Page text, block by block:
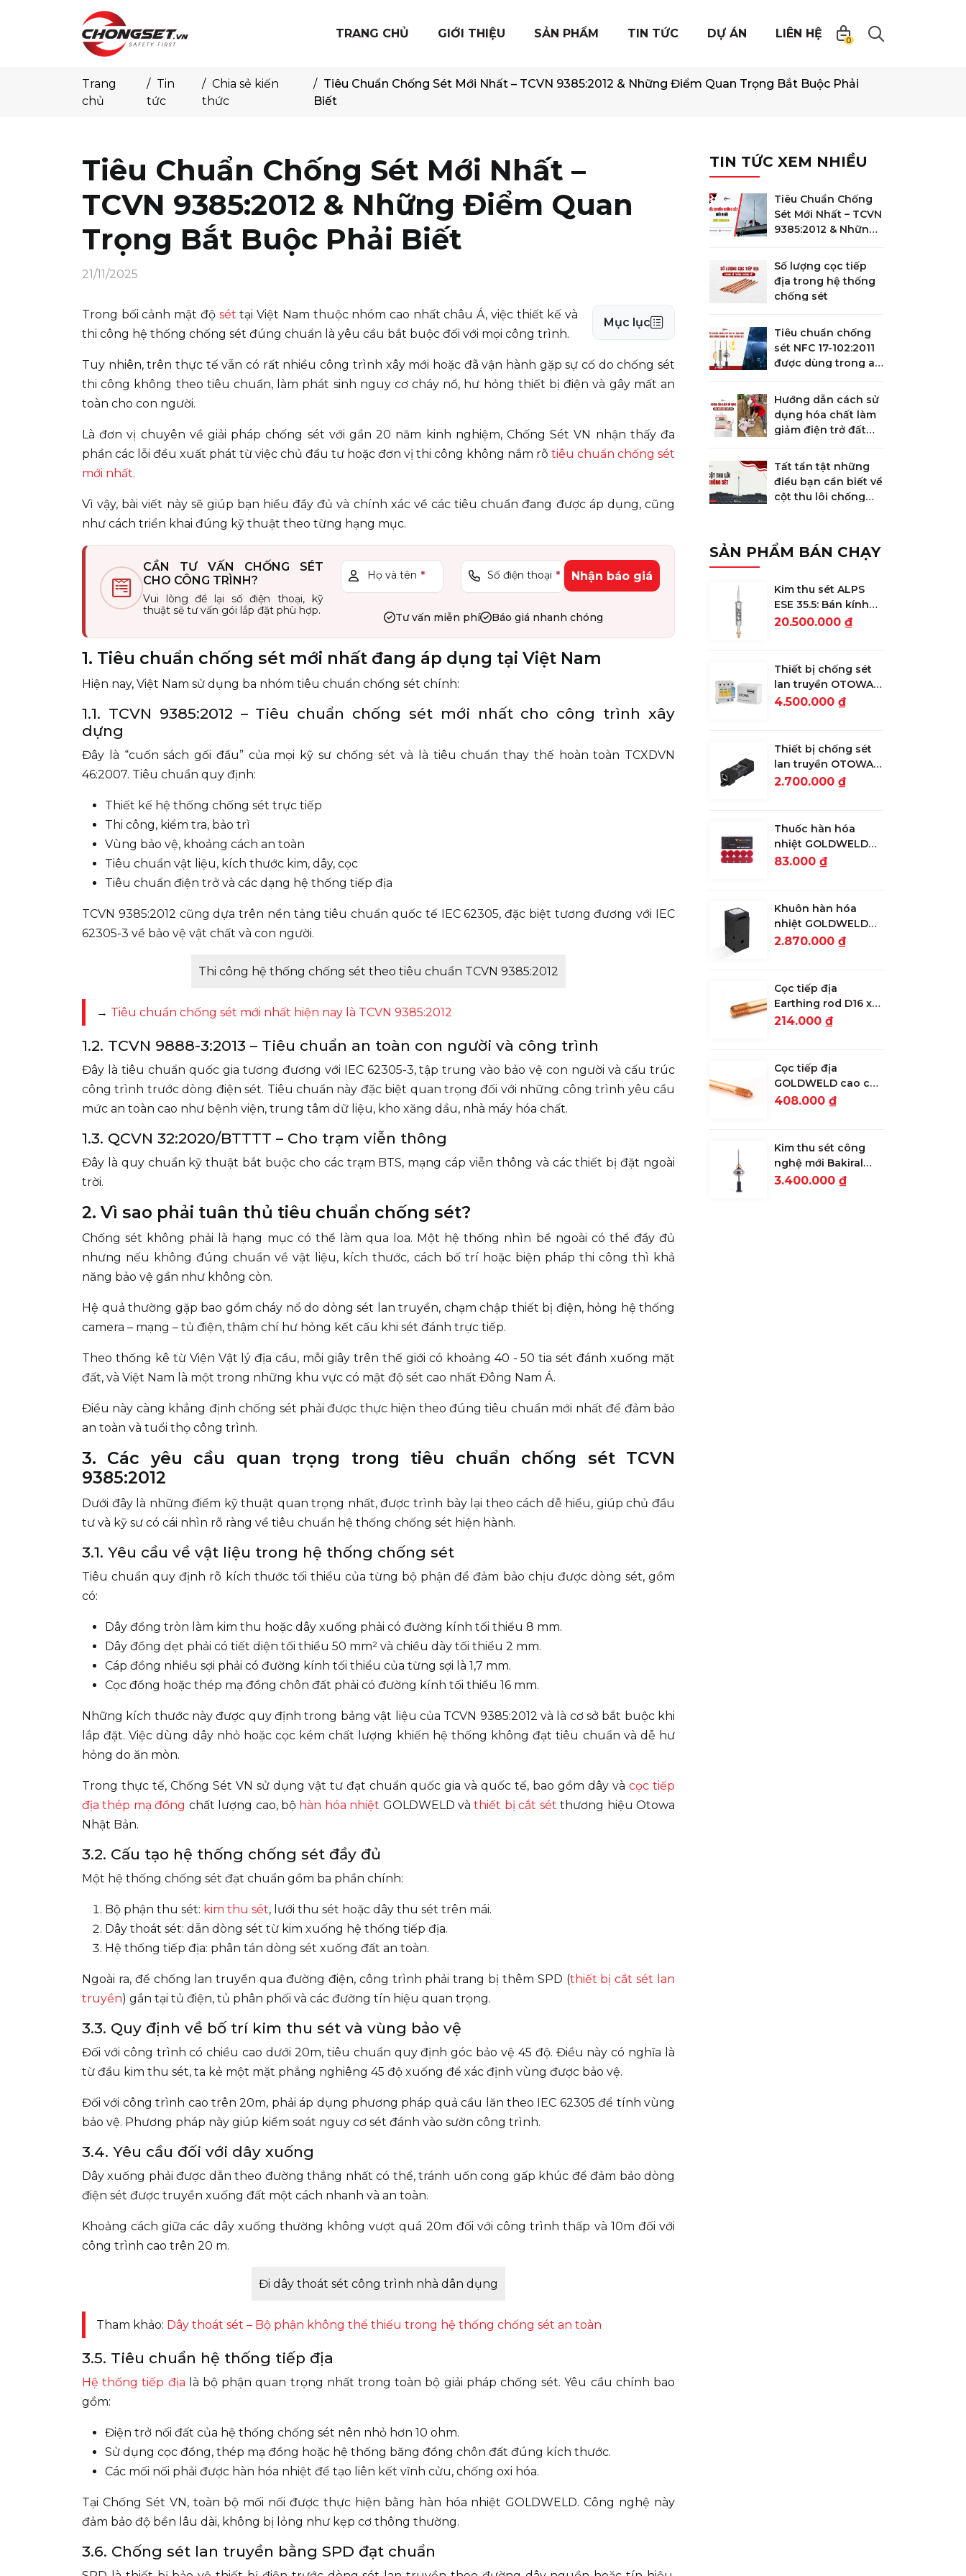
TRANG CHỦ GIỚI THIỆU SẢN PHẨM TIN TỨC DỰ ÁN LIÊN HỆ 0
Trang
chủ
Tin
tức
Chia sẻ kiến
thức
Tiêu Chuẩn Chống Sét Mới Nhất – TCVN 9385:2012 & Những Điểm Quan Trọng Bắt Buộc Phải
Biết
Tiêu Chuẩn Chống Sét Mới Nhất –
TCVN 9385:2012 & Những Điểm Quan
Trọng Bắt Buộc Phải Biết
21/11/2025
Mục lục
Trong bối cảnh mật độ sét tại Việt Nam thuộc nhóm cao nhất châu Á, việc thiết kế và
thi công hệ thống chống sét đúng chuẩn là yêu cầu bắt buộc đối với mọi công trình.
Tuy nhiên, trên thực tế vẫn có rất nhiều công trình xây mới hoặc đã vận hành gặp sự cố do chống sét
thi công không theo tiêu chuẩn, làm phát sinh nguy cơ cháy nổ, hư hỏng thiết bị điện và gây mất an
toàn cho con người.
Là đơn vị chuyên về giải pháp chống sét với gần 20 năm kinh nghiệm, Chống Sét VN nhận thấy đa
phần các lỗi đều xuất phát từ việc chủ đầu tư hoặc đơn vị thi công không nắm rõ tiêu chuẩn chống sét
mới nhất.
Vì vậy, bài viết này sẽ giúp bạn hiểu đầy đủ và chính xác về các tiêu chuẩn đang được áp dụng, cũng
như cách triển khai đúng kỹ thuật theo từng hạng mục.
CẦN TƯ VẤN CHỐNG SÉT
CHO CÔNG TRÌNH?
Vui lòng để lại số điện thoại, kỹ
thuật sẽ tư vấn gói lắp đặt phù hợp.
Họ và tên * Số điện thoại * Nhận báo giá
Tư vấn miễn phí Báo giá nhanh chóng
1. Tiêu chuẩn chống sét mới nhất đang áp dụng tại Việt Nam
Hiện nay, Việt Nam sử dụng ba nhóm tiêu chuẩn chống sét chính:
1.1. TCVN 9385:2012 – Tiêu chuẩn chống sét mới nhất cho công trình xây
dựng
Đây là “cuốn sách gối đầu” của mọi kỹ sư chống sét và là tiêu chuẩn thay thế hoàn toàn TCXDVN
46:2007. Tiêu chuẩn quy định:
Thiết kế hệ thống chống sét trực tiếp
Thi công, kiểm tra, bảo trì
Vùng bảo vệ, khoảng cách an toàn
Tiêu chuẩn vật liệu, kích thước kim, dây, cọc
Tiêu chuẩn điện trở và các dạng hệ thống tiếp địa
TCVN 9385:2012 cũng dựa trên nền tảng tiêu chuẩn quốc tế IEC 62305, đặc biệt tương đương với IEC
62305-3 về bảo vệ vật chất và con người.
Thi công hệ thống chống sét theo tiêu chuẩn TCVN 9385:2012
→ Tiêu chuẩn chống sét mới nhất hiện nay là TCVN 9385:2012
1.2. TCVN 9888-3:2013 – Tiêu chuẩn an toàn con người và công trình
Đây là tiêu chuẩn quốc gia tương đương với IEC 62305-3, tập trung vào bảo vệ con người và cấu trúc
công trình trước dòng điện sét. Tiêu chuẩn này đặc biệt quan trọng đối với những công trình yêu cầu
mức an toàn cao như bệnh viện, trung tâm dữ liệu, kho xăng dầu, nhà máy hóa chất.
1.3. QCVN 32:2020/BTTTT – Cho trạm viễn thông
Đây là quy chuẩn kỹ thuật bắt buộc cho các trạm BTS, mạng cáp viễn thông và các thiết bị đặt ngoài
trời.
2. Vì sao phải tuân thủ tiêu chuẩn chống sét?
Chống sét không phải là hạng mục có thể làm qua loa. Một hệ thống nhìn bề ngoài có thể đầy đủ
nhưng nếu không đúng chuẩn về vật liệu, kích thước, cách bố trí hoặc biện pháp thi công thì khả
năng bảo vệ gần như không còn.
Hệ quả thường gặp bao gồm cháy nổ do dòng sét lan truyền, chạm chập thiết bị điện, hỏng hệ thống
camera – mạng – tủ điện, thậm chí hư hỏng kết cấu khi sét đánh trực tiếp.
Theo thống kê từ Viện Vật lý địa cầu, mỗi giây trên thế giới có khoảng 40 - 50 tia sét đánh xuống mặt
đất, và Việt Nam là một trong những khu vực có mật độ sét cao nhất Đông Nam Á.
Điều này càng khẳng định chống sét phải được thực hiện theo đúng tiêu chuẩn mới nhất để đảm bảo
an toàn và tuổi thọ công trình.
3. Các yêu cầu quan trọng trong tiêu chuẩn chống sét TCVN
9385:2012
Dưới đây là những điểm kỹ thuật quan trọng nhất, được trình bày lại theo cách dễ hiểu, giúp chủ đầu
tư và kỹ sư có cái nhìn rõ ràng về tiêu chuẩn hệ thống chống sét hiện hành.
3.1. Yêu cầu về vật liệu trong hệ thống chống sét
Tiêu chuẩn quy định rõ kích thước tối thiểu của từng bộ phận để đảm bảo chịu được dòng sét, gồm
có:
Dây đồng tròn làm kim thu hoặc dây xuống phải có đường kính tối thiểu 8 mm.
Dây đồng dẹt phải có tiết diện tối thiểu 50 mm² và chiều dày tối thiểu 2 mm.
Cáp đồng nhiều sợi phải có đường kính tối thiểu của từng sợi là 1,7 mm.
Cọc đồng hoặc thép mạ đồng chôn đất phải có đường kính tối thiểu 16 mm.
Những kích thước này được quy định trong bảng vật liệu của TCVN 9385:2012 và là cơ sở bắt buộc khi
lắp đặt. Việc dùng dây nhỏ hoặc cọc kém chất lượng khiến hệ thống không đạt tiêu chuẩn và dễ hư
hỏng do ăn mòn.
Trong thực tế, Chống Sét VN sử dụng vật tư đạt chuẩn quốc gia và quốc tế, bao gồm dây và cọc tiếp
địa thép mạ đồng chất lượng cao, bộ hàn hóa nhiệt GOLDWELD vàthiết bị cắt sét thương hiệu Otowa
Nhật Bản.
3.2. Cấu tạo hệ thống chống sét đầy đủ
Một hệ thống chống sét đạt chuẩn gồm ba phần chính:
Bộ phận thu sét: kim thu sét, lưới thu sét hoặc dây thu sét trên mái.
Dây thoát sét: dẫn dòng sét từ kim xuống hệ thống tiếp địa.
Hệ thống tiếp địa: phân tán dòng sét xuống đất an toàn.
Ngoài ra, để chống lan truyền qua đường điện, công trình phải trang bị thêm SPD (thiết bị cắt sét lan
truyền) gắn tại tủ điện, tủ phân phối và các đường tín hiệu quan trọng.
3.3. Quy định về bố trí kim thu sét và vùng bảo vệ
Đối với công trình có chiều cao dưới 20m, tiêu chuẩn quy định góc bảo vệ 45 độ. Điều này có nghĩa là
từ đầu kim thu sét, ta kẻ một mặt phẳng nghiêng 45 độ xuống để xác định vùng được bảo vệ.
Đối với công trình cao trên 20m, phải áp dụng phương pháp quả cầu lăn theo IEC 62305 để tính vùng
bảo vệ. Phương pháp này giúp kiểm soát nguy cơ sét đánh vào sườn công trình.
3.4. Yêu cầu đối với dây xuống
Dây xuống phải được dẫn theo đường thẳng nhất có thể, tránh uốn cong gấp khúc để đảm bảo dòng
điện sét được truyền xuống đất một cách nhanh và an toàn.
Khoảng cách giữa các dây xuống thường không vượt quá 20m đối với công trình thấp và 10m đối với
công trình cao trên 20 m.
Đi dây thoát sét công trình nhà dân dụng
Tham khảo: Dây thoát sét – Bộ phận không thể thiếu trong hệ thống chống sét an toàn
3.5. Tiêu chuẩn hệ thống tiếp địa
Hệ thống tiếp địa là bộ phận quan trọng nhất trong toàn bộ giải pháp chống sét. Yêu cầu chính bao
gồm:
Điện trở nối đất của hệ thống chống sét nên nhỏ hơn 10 ohm.
Sử dụng cọc đồng, thép mạ đồng hoặc hệ thống băng đồng chôn đất đúng kích thước.
Các mối nối phải được hàn hóa nhiệt để tạo liên kết vĩnh cửu, chống oxi hóa.
Tại Chống Sét VN, toàn bộ mối nối được thực hiện bằng hàn hóa nhiệt GOLDWELD. Công nghệ này
đảm bảo độ bền lâu dài, không bị lỏng như kẹp cơ thông thường.
3.6. Chống sét lan truyền bằng SPD đạt chuẩn
TIN TỨC XEM NHIỀU
Tiêu Chuẩn Chống
Sét Mới Nhất – TCVN
9385:2012 & Những
Bắt Buộc Phải Biết
Số lượng cọc tiếp
địa trong hệ thống
chống sét
Tiêu chuẩn chống
sét NFC 17-102:2011
được dùng trong an
Hướng dẫn cách sử
dụng hóa chất làm
giảm điện trở đất
Tất tần tật những
điều bạn cần biết về
cột thu lôi chống
SẢN PHẨM BÁN CHẠY
Kim thu sét ALPS
ESE 35.5: Bán kính
bảo vệ 78m
20.500.000 ₫
Thiết bị chống sét
lan truyền OTOWA
đường nguồn LSK-
4.500.000 ₫
Thiết bị chống sét
lan truyền OTOWA
đường tín hiệu
2.700.000 ₫
Thuốc hàn hóa
nhiệt GOLDWELD
90g
83.000 ₫
Khuôn hàn hóa
nhiệt GOLDWELD
CR25 nối cọc với 3
2.870.000 ₫
Cọc tiếp địa
Earthing rod D16 x
2.4m lớp mạ 30
214.000 ₫
Cọc tiếp địa
GOLDWELD cao cấp
D16 x 2.4m lớp mạ
408.000 ₫
Kim thu sét công
nghệ mới Bakiral
ALFA S ESE 15: Bán
3.400.000 ₫